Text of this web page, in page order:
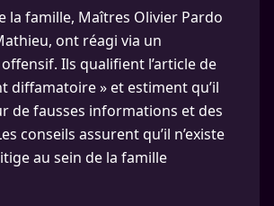
la famille, Maîtres Olivier Pardo
ont réagi via un
Ils qualifient l’article de
diffamatoire » et estiment qu’il
de fausses informations et des
conseils assurent qu’il n’existe
au sein de la famille